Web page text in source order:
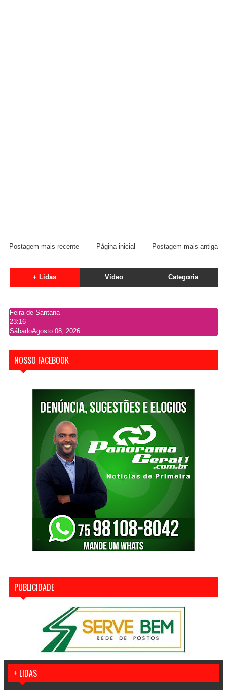
Postagem mais recente Postagem mais antiga
Página inicial
+ Lidas Vídeo Categoria
Feira de Santana
23:16
SábadoAgosto 08, 2026
NOSSO FACEBOOK
PUBLICIDADE
+ LIDAS